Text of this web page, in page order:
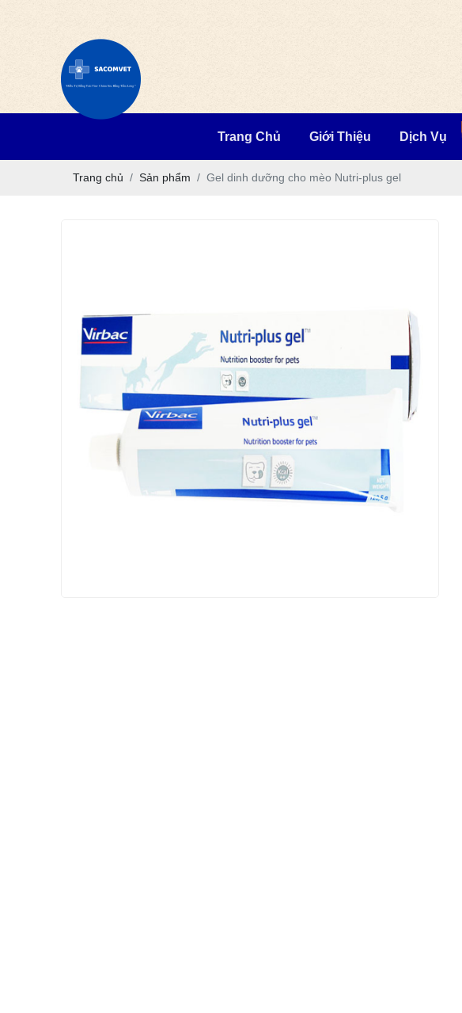
Trang Chủ Giới Thiệu Dịch Vụ
Trang chủ Sản phẩm Gel dinh dưỡng cho mèo Nutri-plus gel